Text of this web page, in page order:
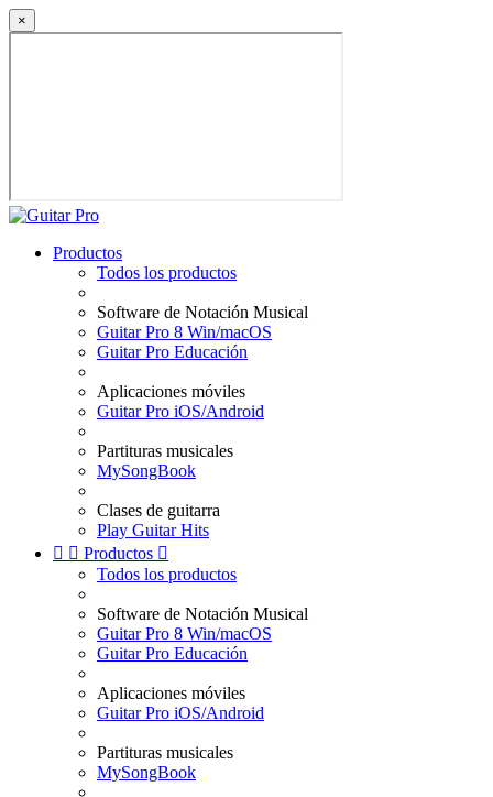
×
Productos
Todos los productos
Software de Notación Musical
Guitar Pro 8 Win/macOS
Guitar Pro Educación
Aplicaciones móviles
Guitar Pro iOS/Android
Partituras musicales
MySongBook
Clases de guitarra
Play Guitar Hits
  Productos 
Todos los productos
Software de Notación Musical
Guitar Pro 8 Win/macOS
Guitar Pro Educación
Aplicaciones móviles
Guitar Pro iOS/Android
Partituras musicales
MySongBook